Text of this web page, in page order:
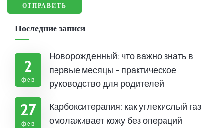
Последние записи
2
фев
Новорожденный: что важно знать в
первые месяцы - практическое
руководство для родителей
27
фев
Карбокситерапия: как углекислый газ
омолаживает кожу без операций